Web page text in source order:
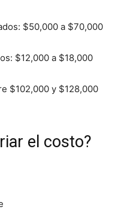
$50,000 a $70,000
$12,000 a $18,000
$102,000 y $128,000
el costo?